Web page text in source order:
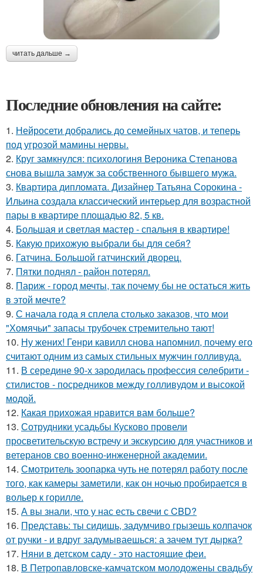
читать дальше →
Последние обновления на сайте:
1. Нейросети добрались до семейных чатов, и теперь
под угрозой мамины нервы.
2. Круг замкнулся: психологиня Вероника Степанова
снова вышла замуж за собственного бывшего мужа.
3. Квартира дипломата. Дизайнер Татьяна Сорокина -
Ильина создала классический интерьер для возрастной
пары в квартире площадью 82, 5 кв.
4. Большая и светлая мастер - спальня в квартире!
5. Какую прихожую выбрали бы для себя?
6. Гатчина. Большой гатчинский дворец.
7. Пятки поднял - район потерял.
8. Париж - город мечты, так почему бы не остаться жить
в этой мечте?
9. С начала года я сплела столько заказов, что мои
"Хомячьи" запасы трубочек стремительно тают!
10. Ну жених! Генри кавилл снова напомнил, почему его
считают одним из самых стильных мужчин голливуда.
11. В середине 90-х зародилась профессия селебрити -
стилистов - посредников между голливудом и высокой
модой.
12. Какая прихожая нравится вам больше?
13. Сотрудники усадьбы Кусково провели
просветительскую встречу и экскурсию для участников и
ветеранов сво военно-инженерной академии.
14. Смотритель зоопарка чуть не потерял работу после
того, как камеры заметили, как он ночью пробирается в
вольер к горилле.
15. А вы знали, что у нас есть свечи с CBD?
16. Представь: ты сидишь, задумчиво грызешь колпачок
от ручки - и вдруг задумываешься: а зачем тут дырка?
17. Няни в детском саду - это настоящие феи.
18. В Петропавловске-камчатском молодожены свадьбу